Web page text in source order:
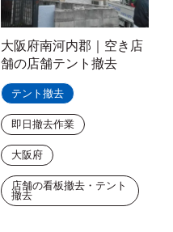
大阪府南河内郡｜空き店
舗の店舗テント撤去
テント撤去
即日撤去作業
大阪府
店舗の看板撤去・テント
撤去